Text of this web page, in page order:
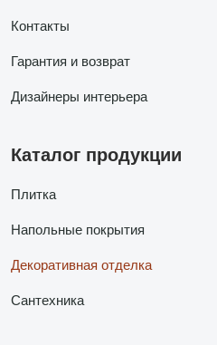
Контакты
Гарантия и возврат
Дизайнеры интерьера
Каталог продукции
Плитка
Напольные покрытия
Декоративная отделка
Сантехника